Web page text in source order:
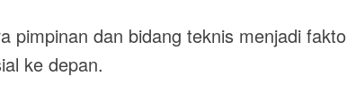
pimpinan dan bidang teknis menjadi
ke depan.